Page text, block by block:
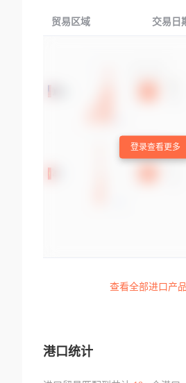
贸易区域 交易日
登录查看更多
查看全部进口产品
港口统计